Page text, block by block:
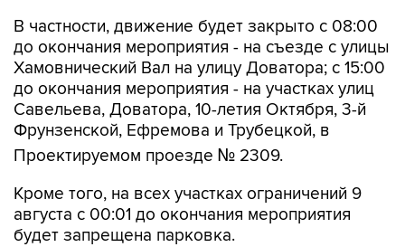
В частности, движение будет закрыто с 08:00
до окончания мероприятия - на съезде с улицы
Хамовнический Вал на улицу Доватора; с 15:00
до окончания мероприятия - на участках улиц
Савельева, Доватора, 10-летия Октября, 3-й
Фрунзенской, Ефремова и Трубецкой, в
Проектируемом проезде № 2309.
Кроме того, на всех участках ограничений 9
августа с 00:01 до окончания мероприятия
будет запрещена парковка.